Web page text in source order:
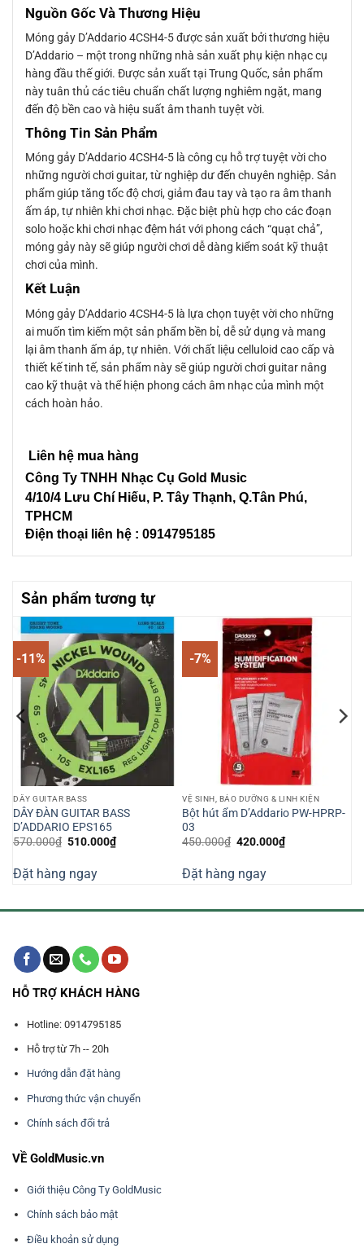
Nguồn Gốc Và Thương Hiệu
Móng gảy D’Addario 4CSH4-5 được sản xuất bởi thương hiệu
D’Addario – một trong những nhà sản xuất phụ kiện nhạc cụ
hàng đầu thế giới. Được sản xuất tại Trung Quốc, sản phẩm
này tuân thủ các tiêu chuẩn chất lượng nghiêm ngặt, mang
đến độ bền cao và hiệu suất âm thanh tuyệt vời.
Thông Tin Sản Phẩm
Móng gảy D’Addario 4CSH4-5 là công cụ hỗ trợ tuyệt vời cho
những người chơi guitar, từ nghiệp dư đến chuyên nghiệp. Sản
phẩm giúp tăng tốc độ chơi, giảm đau tay và tạo ra âm thanh
ấm áp, tự nhiên khi chơi nhạc. Đặc biệt phù hợp cho các đoạn
solo hoặc khi chơi nhạc đệm hát với phong cách “quạt chả”,
móng gảy này sẽ giúp người chơi dễ dàng kiểm soát kỹ thuật
chơi của mình.
Kết Luận
Móng gảy D’Addario 4CSH4-5 là lựa chọn tuyệt vời cho những
ai muốn tìm kiếm một sản phẩm bền bỉ, dễ sử dụng và mang
lại âm thanh ấm áp, tự nhiên. Với chất liệu celluloid cao cấp và
thiết kế tinh tế, sản phẩm này sẽ giúp người chơi guitar nâng
cao kỹ thuật và thể hiện phong cách âm nhạc của mình một
cách hoàn hảo.
Liên hệ mua hàng
Công Ty TNHH Nhạc Cụ Gold Music
4/10/4 Lưu Chí Hiếu, P. Tây Thạnh, Q.Tân Phú,
TPHCM
Điện thoại liên hệ : 0914795185
Sản phẩm tương tự
-11%
DÂY GUITAR BASS
DÂY ĐÀN GUITAR BASS
D’ADDARIO EPS165
570.000₫ Giá
570.000₫.
510.000₫Giá
hiện
Đặt hàng ngay
-7%
VỆ SINH, BẢO DƯỠNG & LINH KIỆN
Bột hút ẩm D’Addario PW-HPRP-
03
450.000₫ Giá
450.000₫.
420.000₫Giá
hiện
Đặt hàng ngay
HỖ TRỢ KHÁCH HÀNG
Hotline: 0914795185
Hỗ trợ từ 7h -- 20h
Hướng dẫn đặt hàng
Phương thức vận chuyển
Chính sách đổi trả
VỀ GoldMusic.vn
Giới thiệu Công Ty GoldMusic
Chính sách bảo mật
Điều khoản sử dụng